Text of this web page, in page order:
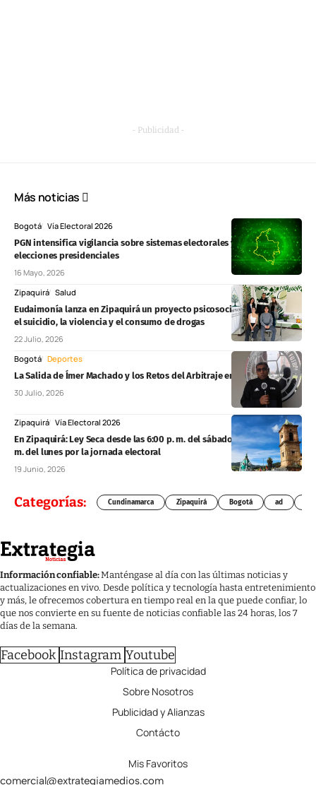
- Publicidad -
Más noticias
Bogotá Vía Electoral 2026
PGN intensifica vigilancia sobre sistemas electorales y simulacros para
elecciones presidenciales
16 Mayo, 2026
Zipaquirá Salud
Eudaimonía lanza en Zipaquirá un proyecto psicosocial para prevenir
el suicidio, la violencia y el consumo de drogas
22 Julio, 2026
Bogotá Deportes
La Salida de Ímer Machado y los Retos del Arbitraje en la Liga BetPlay
30 Julio, 2026
Zipaquirá Vía Electoral 2026
En Zipaquirá: Ley Seca desde las 6:00 p. m. del sábado hasta las 6:00 p.
m. del lunes por la jornada electoral
19 Junio, 2026
Categorías: Cundinamarca Zipaquirá Bogotá ad
Información confiable:Manténgase al día con las últimas noticias y
actualizaciones en vivo. Desde política y tecnología hasta entretenimiento
y más, le ofrecemos cobertura en tiempo real en la que puede confiar, lo
que nos convierte en su fuente de noticias confiable las 24 horas, los 7
días de la semana.
Facebook Instagram Youtube
Política de privacidad
Sobre Nosotros
Publicidad y Alianzas
Contácto
Mis Favoritos
comercial@extrategiamedios.com